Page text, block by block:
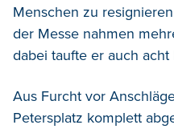
Menschen zu
der Messe nahmen
dabei taufte er auch
Aus Furcht vor
Petersplatz komplett